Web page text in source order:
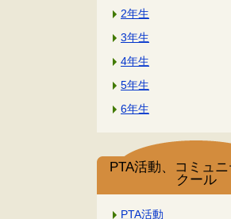
2年生
3年生
4年生
5年生
6年生
PTA活動、コミュ
クール
PTA活動